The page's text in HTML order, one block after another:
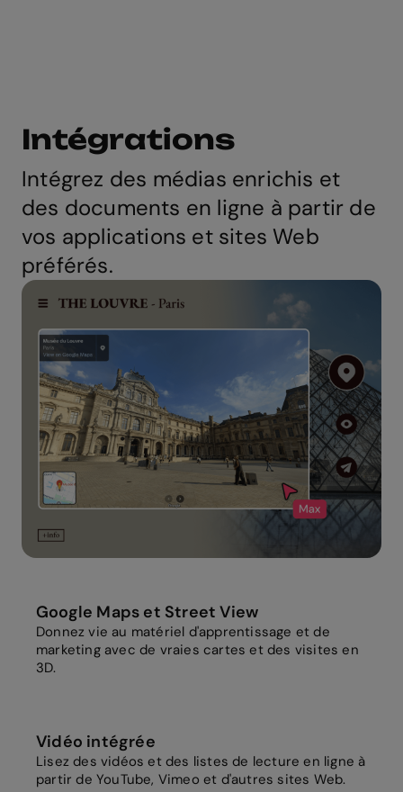
Intégrations
Intégrez des médias enrichis et
des documents en ligne à partir de
vos applications et sites Web
préférés.
Google Maps et Street View
Donnez vie au matériel d'apprentissage et de
marketing avec de vraies cartes et des visites en
3D.
Vidéo intégrée
Lisez des vidéos et des listes de lecture en ligne à
partir de YouTube, Vimeo et d'autres sites Web.